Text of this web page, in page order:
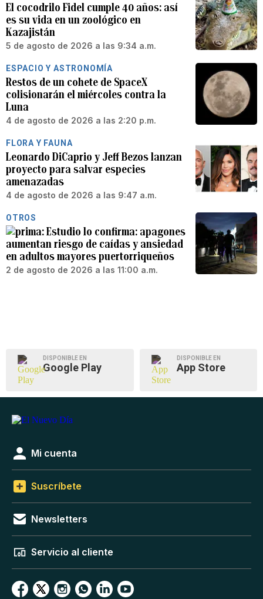
El cocodrilo Fidel cumple 40 años: así
es su vida en un zoológico en
Kazajistán
5 de agosto de 2026 a las 9:34 a.m.
ESPACIO Y ASTRONOMÍA
Restos de un cohete de SpaceX
colisionarán el miércoles contra la
Luna
4 de agosto de 2026 a las 2:20 p.m.
FLORA Y FAUNA
Leonardo DiCaprio y Jeff Bezos lanzan
proyecto para salvar especies
amenazadas
4 de agosto de 2026 a las 9:47 a.m.
OTROS
Estudio lo confirma: apagones
aumentan riesgo de caídas y ansiedad
en adultos mayores puertorriqueños
2 de agosto de 2026 a las 11:00 a.m.
DISPONIBLE EN
Google Play
DISPONIBLE EN
App Store
Mi cuenta
Suscríbete
Newsletters
Servicio al cliente